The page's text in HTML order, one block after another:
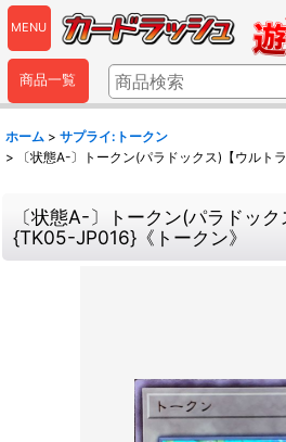
MENU
商品一覧
ホーム > サプライ:トークン
>
〔状態A-〕トークン(パラドックス)【ウルト
〔状態A-〕トークン(パラドック
{TK05-JP016}《トークン》